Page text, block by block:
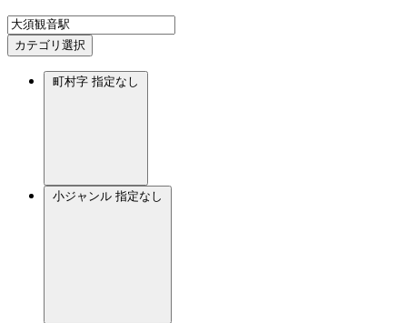
カテゴリ選択
町村字 指定なし
小ジャンル 指定なし